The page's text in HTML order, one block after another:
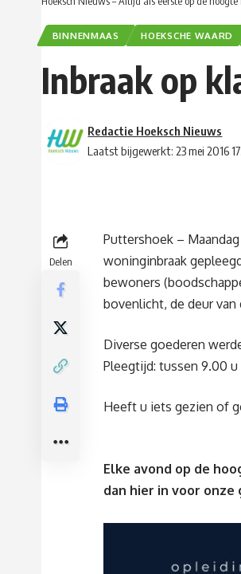
BINNENMAAS HOEKSCHE WAARD
Inbraak op
Laatst bijgewerkt: 23 mei 2016
Redactie Hoeksch Nieuws
Delen
Puttershoek –
woninginbraak
bewoners
bovenlicht, de deur van
Diverse goederen
Pleegtijd: tussen 9.00 u
Heeft u iets gezien of
Elke avond op de
dan hier in voor onze